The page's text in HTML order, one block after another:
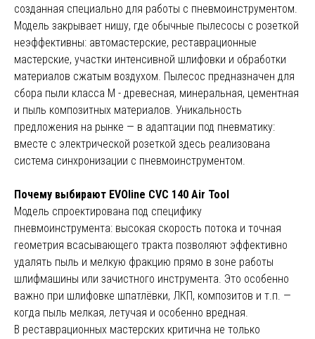
созданная специально для работы с пневмоинструментом.
Модель закрывает нишу, где обычные пылесосы с розеткой
неэффективны: автомастерские, реставрационные
мастерские, участки интенсивной шлифовки и обработки
материалов сжатым воздухом. Пылесос предназначен для
сбора пыли класса М - древесная, минеральная, цементная
и пыль композитных материалов. Уникальность
предложения на рынке — в адаптации под пневматику:
вместе с электрической розеткой здесь реализована
система синхронизации с пневмоинструментом.
Почему выбирают EVOline CVC 140 Air Tool
Модель спроектирована под специфику
пневмоинструмента: высокая скорость потока и точная
геометрия всасывающего тракта позволяют эффективно
удалять пыль и мелкую фракцию прямо в зоне работы
шлифмашины или зачистного инструмента. Это особенно
важно при шлифовке шпатлёвки, ЛКП, композитов и т.п. —
когда пыль мелкая, летучая и особенно вредная.
В реставрационных мастерских критична не только